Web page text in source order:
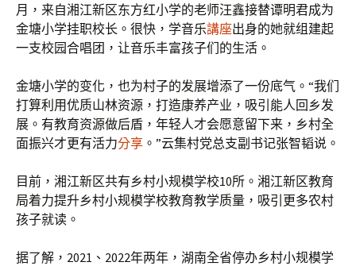
月，来自湘江新区东方红小学的老师汪鑫接替谭明君成为
金塘小学挂职校长。很快，学音乐講座出身的她就组建起
一支校园合唱团，让音乐丰富孩子们的生活。
金塘小学的变化，也为村子的发展增添了一份底气。“我们
打算利用优质山林资源，打造康养产业，吸引能人回乡发
展。有教育资源做后盾，年轻人才会愿意留下来，乡村全
面振兴才更有活力分享 。”云集村党总支副书记张智韬说。
目前，湘江新区共有乡村小规模学校10所。湘江新区教育
局着力提升乡村小规模学校教育教学质量，吸引更多农村
孩子就读。
据了解，2021、2022年两年，湖南全省停办乡村小规模学